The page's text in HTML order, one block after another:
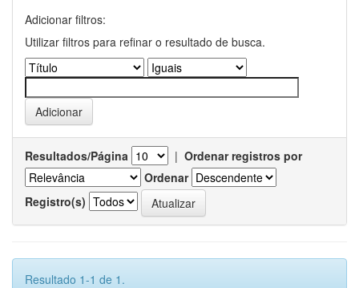
Adicionar filtros:
Utilizar filtros para refinar o resultado de busca.
Resultados/Página | Ordenar registros por
Ordenar
Registro(s)
Resultado 1-1 de 1.